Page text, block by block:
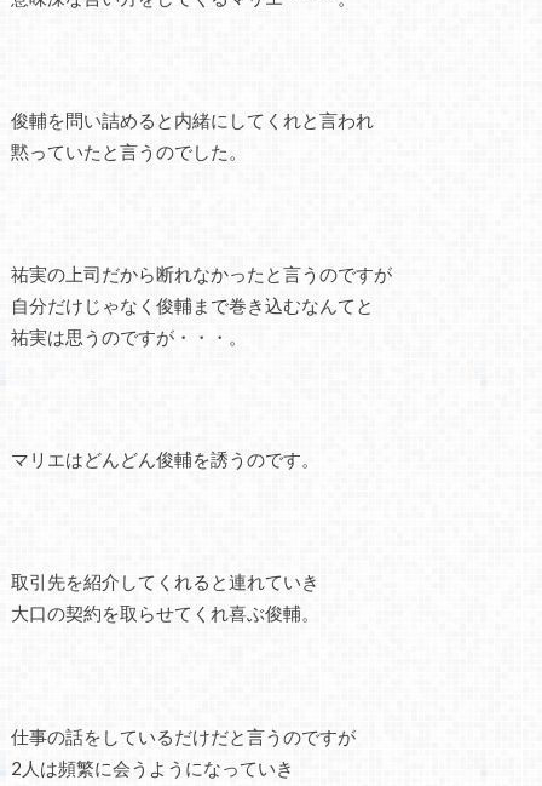
俊輔を問い詰めると内緒にしてくれと言われ
黙っていたと言うのでした。
祐実の上司だから断れなかったと言うのですが
自分だけじゃなく俊輔まで巻き込むなんてと
祐実は思うのですが・・・。
マリエはどんどん俊輔を誘うのです。
取引先を紹介してくれると連れていき
大口の契約を取らせてくれ喜ぶ俊輔。
仕事の話をしているだけだと言うのですが
2人は頻繁に会うようになっていき